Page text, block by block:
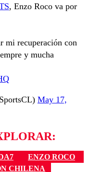
, Enzo Roco va por
mi recuperación con
y mucha
May 17,
ENZO ROCO
CHILENA